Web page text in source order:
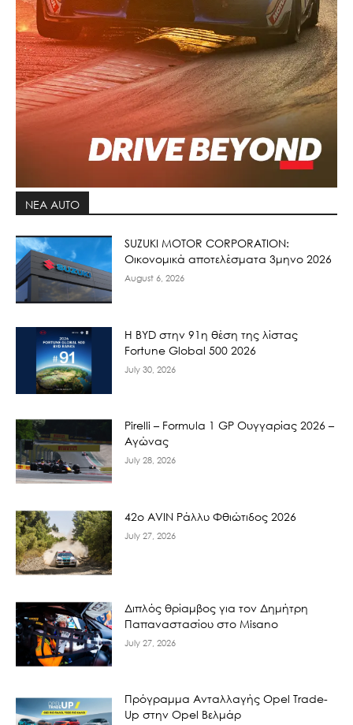
ΝΕΑ AUTO
SUZUKI MOTOR CORPORATION:
Οικονομικά αποτελέσματα 3μηνο 2026
August 6, 2026
Η BYD στην 91η θέση της λίστας
Fortune Global 500 2026
July 30, 2026
Pirelli – Formula 1 GP Ουγγαρίας 2026 –
Αγώνας
July 28, 2026
42ο AVIN Ράλλυ Φθιώτιδος 2026
July 27, 2026
Διπλός θρίαμβος για τον Δημήτρη
Παπαναστασίου στο Misano
July 27, 2026
Πρόγραμμα Ανταλλαγής Opel Trade-
Up στην Opel Βελμάρ